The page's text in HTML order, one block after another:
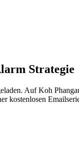
Strategie
Auf Koh
kostenlosen